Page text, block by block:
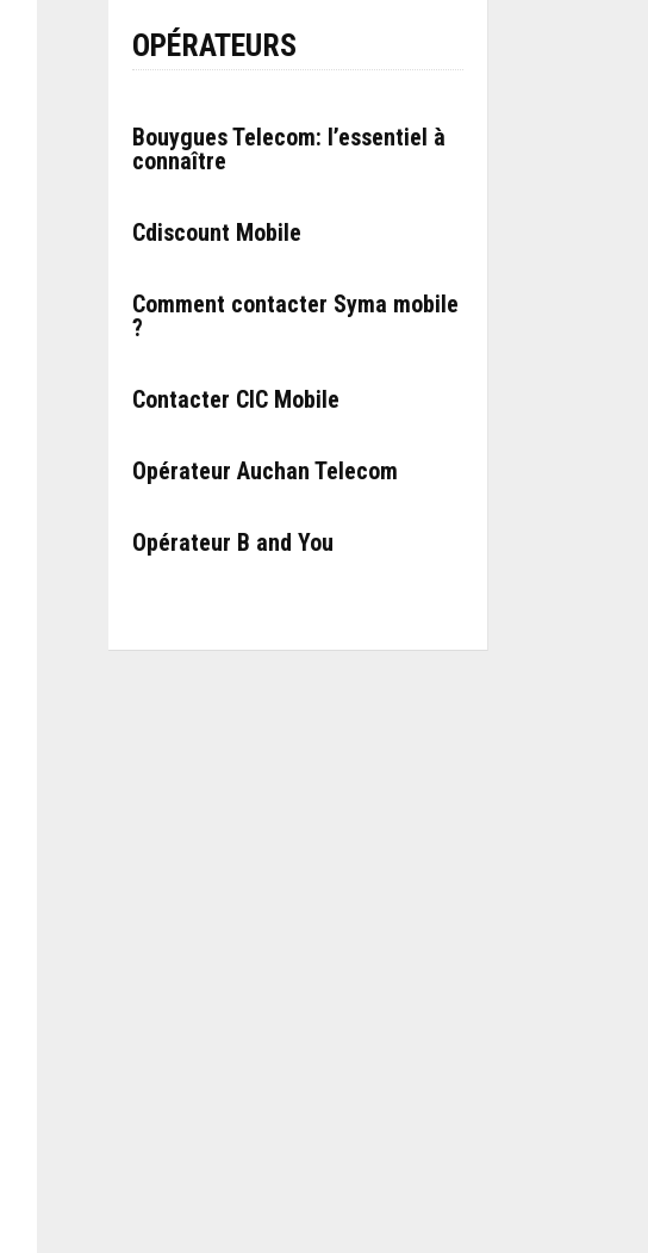
OPÉRATEURS
Bouygues Telecom: l’essentiel à
connaître
Cdiscount Mobile
Comment contacter Syma mobile
?
Contacter CIC Mobile
Opérateur Auchan Telecom
Opérateur B and You